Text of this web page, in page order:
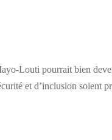
Louti pourrait bien
et d’inclusion soient